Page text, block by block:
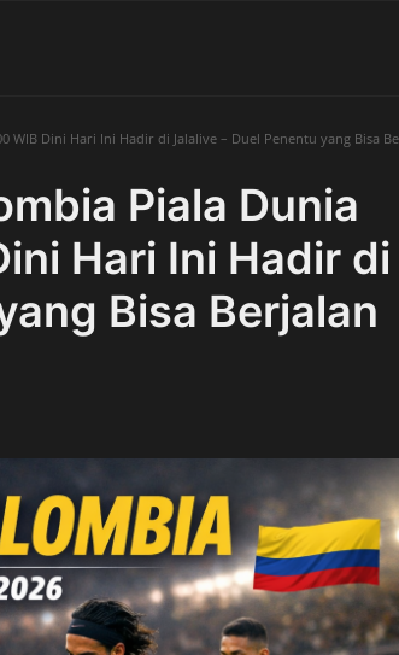
WIB Dini Hari Ini Hadir di Jalalive – Duel Penentu yang Bisa
Piala Dunia
Hari Ini Hadir di
Bisa Berjalan